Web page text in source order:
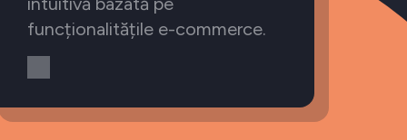
funcționalitățile e-commerce.